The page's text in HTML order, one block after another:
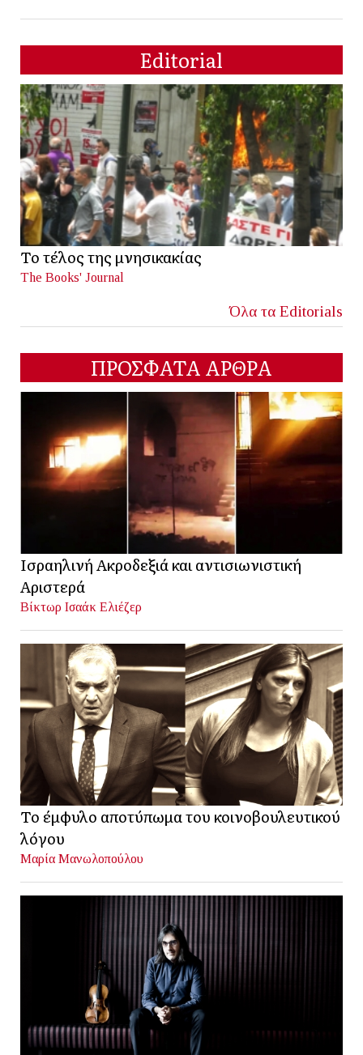
Editorial
Το τέλος της μνησικακίας
The Books' Journal
Όλα τα Editorials
ΠΡΟΣΦΑΤΑ ΑΡΘΡΑ
Ισραηλινή Ακροδεξιά και αντισιωνιστική
Αριστερά
Βίκτωρ Ισαάκ Ελιέζερ
Το έμφυλο αποτύπωμα του κοινοβουλευτικού
λόγου
Μαρία Μανωλοπούλου